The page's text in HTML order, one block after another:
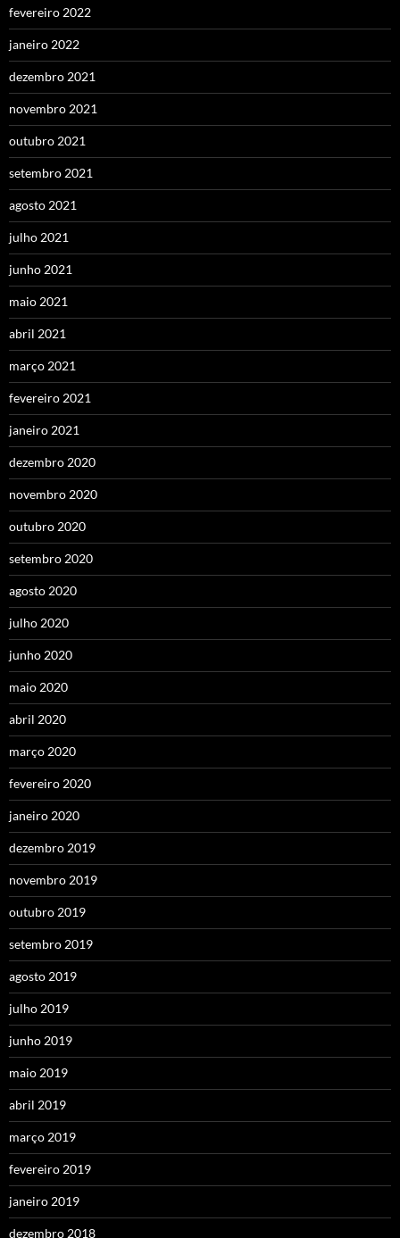
fevereiro 2022
janeiro 2022
dezembro 2021
novembro 2021
outubro 2021
setembro 2021
agosto 2021
julho 2021
junho 2021
maio 2021
abril 2021
março 2021
fevereiro 2021
janeiro 2021
dezembro 2020
novembro 2020
outubro 2020
setembro 2020
agosto 2020
julho 2020
junho 2020
maio 2020
abril 2020
março 2020
fevereiro 2020
janeiro 2020
dezembro 2019
novembro 2019
outubro 2019
setembro 2019
agosto 2019
julho 2019
junho 2019
maio 2019
abril 2019
março 2019
fevereiro 2019
janeiro 2019
dezembro 2018